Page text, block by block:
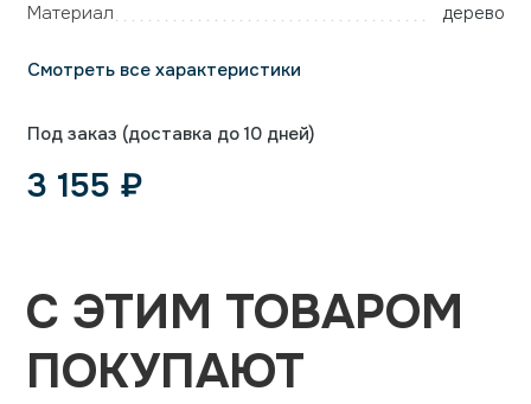
Материал
дерево
Смотреть все характеристики
Под заказ (доставка до 10 дней)
3 155 ₽
С ЭТИМ ТОВАРОМ
ПОКУПАЮТ